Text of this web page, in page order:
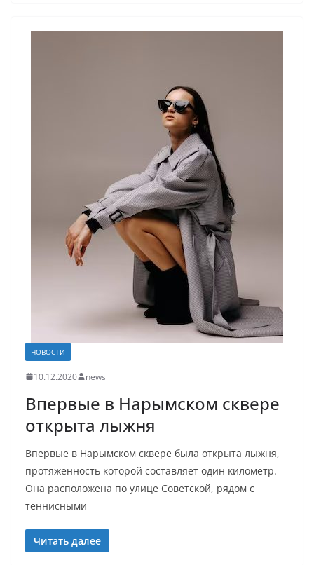
НОВОСТИ
10.12.2020 news
Впервые в Нарымском сквере
открыта лыжня
Впервые в Нарымском сквере была открыта лыжня,
протяженность которой составляет один километр.
Она расположена по улице Советской, рядом с
теннисными
Читать далее